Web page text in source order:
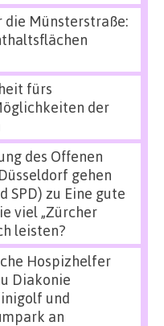
Münsterstraße:
fürs
der
des Offenen
gehen
SPD) zu Eine gute
viel „Zürcher
leisten?
Hospizhelfer
Diakonie
und
an